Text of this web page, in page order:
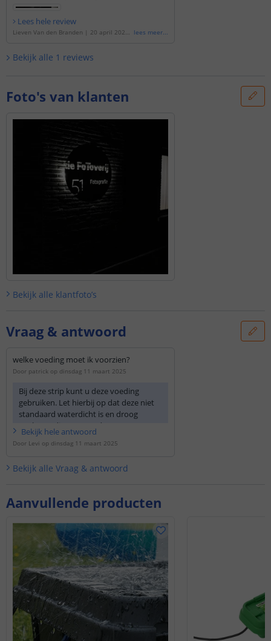
Aanvullende producten
Lees hele review
Lieven Van den Branden | 20 april 2020
lees meer...
Bekijk alle 1 reviews
Foto's van klanten
Bekijk alle klantfoto’s
Vraag & antwoord
welke voeding moet ik voorzien?
Door patrick op dinsdag 11 maart 2025
Bij deze strip kunt u deze voeding
gebruiken. Let hierbij op dat deze niet
standaard waterdicht is en droog
geplaatst dient te worden.
https://www.ledstripkoning.nl/...
Bekijk hele antwoord
Door Levi op dinsdag 11 maart 2025
Bekijk alle Vraag & antwoord